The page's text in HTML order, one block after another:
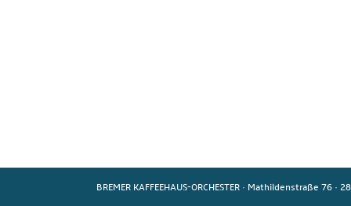
BREMER KAFFEEHAUS-ORCHESTER · Mathildenstraße 76 ·